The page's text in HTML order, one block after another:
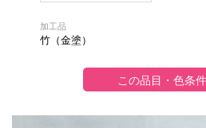
加工品
竹（金塗）